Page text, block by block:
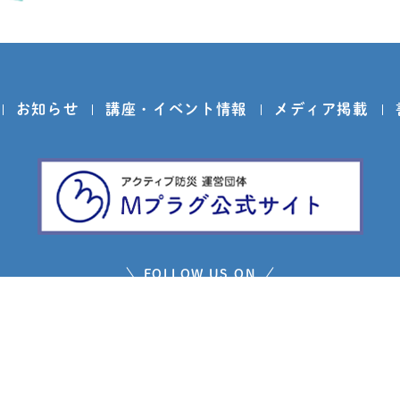
お知らせ 講座・イベント情報 メディア掲載
FOLLOW US ON